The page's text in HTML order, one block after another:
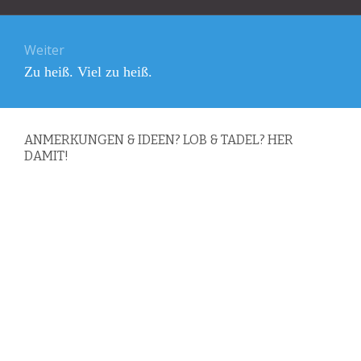
Weiter
Nächster
Zu heiß. Viel zu heiß.
ANMERKUNGEN & IDEEN? LOB & TADEL? HER
DAMIT!